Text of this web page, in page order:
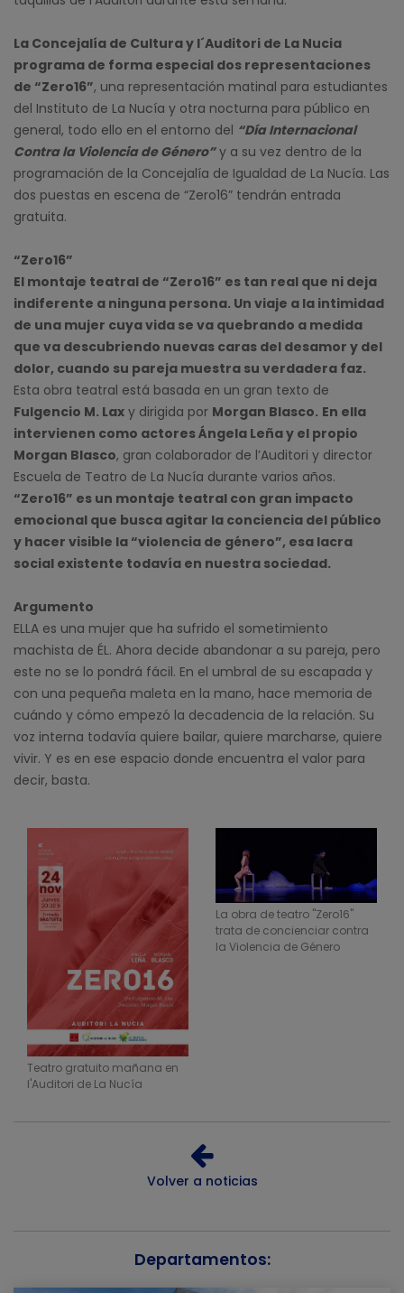
La Concejalía de Cultura y l´Auditori de La Nucia
programa de forma especial dos representaciones
de “Zero16”, una representación matinal para estudiantes
del Instituto de La Nucía y otra nocturna para público en
general, todo ello en el entorno del “Día Internacional
Contra la Violencia de Género”y a su vez dentro de la
programación de la Concejalía de Igualdad de La Nucía. Las
dos puestas en escena de “Zero16” tendrán entrada
gratuita.
“Zero16”
El montaje teatral de “Zero16” es tan real que ni deja
indiferente a ninguna persona. Un viaje a la intimidad
de una mujer cuya vida se va quebrando a medida
que va descubriendo nuevas caras del desamor y del
dolor, cuando su pareja muestra su verdadera faz.
Esta obra teatral está basada en un gran texto de
Fulgencio M. Lax y dirigida por Morgan Blasco. En ella
intervienen como actores Ángela Leña y el propio
Morgan Blasco, gran colaborador de l’Auditori y director
Escuela de Teatro de La Nucía durante varios años.
“Zero16” es un montaje teatral con gran impacto
emocional que busca agitar la conciencia del público
y hacer visible la “violencia de género”, esa lacra
social existente todavía en nuestra sociedad.
Argumento
ELLA es una mujer que ha sufrido el sometimiento
machista de ÉL. Ahora decide abandonar a su pareja, pero
este no se lo pondrá fácil. En el umbral de su escapada y
con una pequeña maleta en la mano, hace memoria de
cuándo y cómo empezó la decadencia de la relación. Su
voz interna todavía quiere bailar, quiere marcharse, quiere
vivir. Y es en ese espacio donde encuentra el valor para
decir, basta.
Teatro gratuito mañana en
l'Auditori de La Nucía
La obra de teatro "Zero16"
trata de concienciar contra
la Violencia de Género
Volver a noticias
Departamentos: